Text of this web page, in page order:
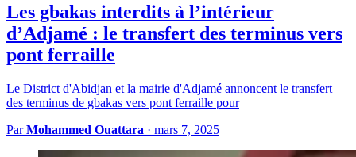
Les gbakas interdits à l’intérieur
d’Adjamé : le transfert des terminus vers
pont ferraille
Le District d'Abidjan et la mairie d'Adjamé annoncent le transfert
des terminus de gbakas vers pont ferraille pour
ParMohammed Ouattara · mars 7, 2025